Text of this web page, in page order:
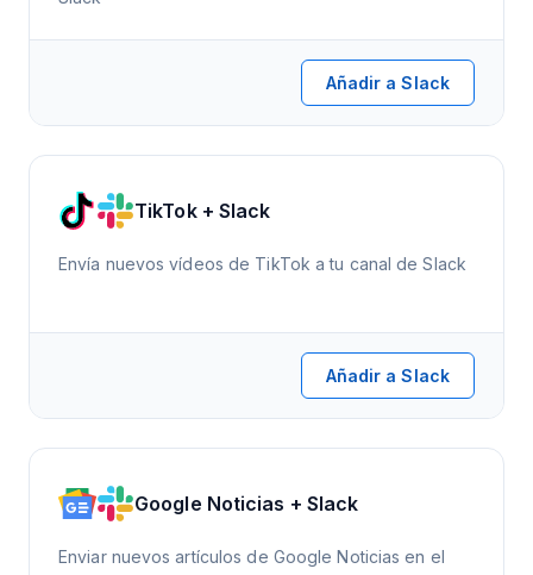
Añadir a Slack
TikTok + Slack
Envía nuevos vídeos de TikTok a tu canal de Slack
Añadir a Slack
Google Noticias + Slack
Enviar nuevos artículos de Google Noticias en el